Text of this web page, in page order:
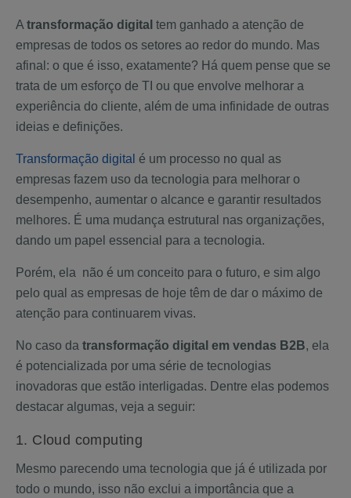
A transformação digital tem ganhado a atenção de
empresas de todos os setores ao redor do mundo. Mas
afinal: o que é isso, exatamente? Há quem pense que se
trata de um esforço de TI ou que envolve melhorar a
experiência do cliente, além de uma infinidade de outras
ideias e definições.
Transformação digital é um processo no qual as
empresas fazem uso da tecnologia para melhorar o
desempenho, aumentar o alcance e garantir resultados
melhores. É uma mudança estrutural nas organizações,
dando um papel essencial para a tecnologia.
Porém, ela não é um conceito para o futuro, e sim algo
pelo qual as empresas de hoje têm de dar o máximo de
atenção para continuarem vivas.
No caso da transformação digital em vendas B2B, ela
é potencializada por uma série de tecnologias
inovadoras que estão interligadas. Dentre elas podemos
destacar algumas, veja a seguir:
1. Cloud computing
Mesmo parecendo uma tecnologia que já é utilizada por
todo o mundo, isso não exclui a importância que a